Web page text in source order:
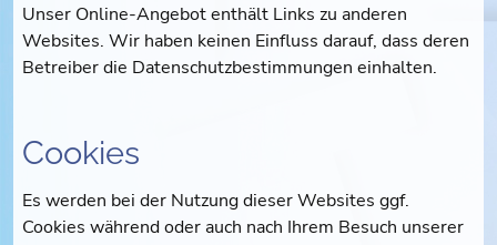
Unser Online-Angebot enthält Links zu anderen
Websites. Wir haben keinen Einfluss darauf, dass deren
Betreiber die Datenschutzbestimmungen einhalten.
Cookies
Es werden bei der Nutzung dieser Websites ggf.
Cookies während oder auch nach Ihrem Besuch unserer